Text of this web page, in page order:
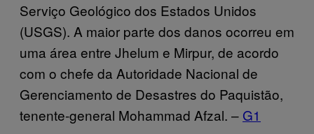
Serviço Geológico dos Estados Unidos
(USGS). A maior parte dos danos ocorreu em
uma área entre Jhelum e Mirpur, de acordo
com o chefe da Autoridade Nacional de
Gerenciamento de Desastres do Paquistão,
tenente-general Mohammad Afzal. – G1